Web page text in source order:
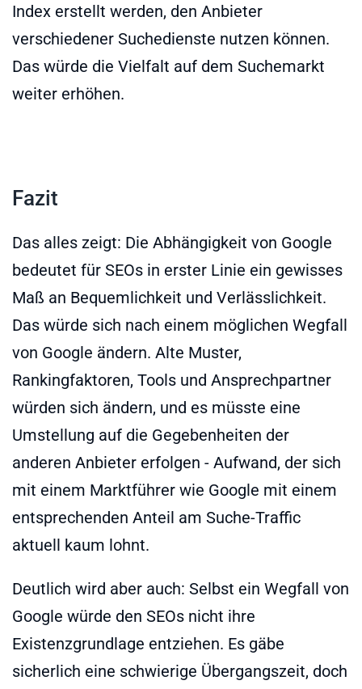
Index erstellt werden, den Anbieter
verschiedener Suchedienste nutzen können.
Das würde die Vielfalt auf dem Suchemarkt
weiter erhöhen.
Fazit
Das alles zeigt: Die Abhängigkeit von Google
bedeutet für SEOs in erster Linie ein gewisses
Maß an Bequemlichkeit und Verlässlichkeit.
Das würde sich nach einem möglichen Wegfall
von Google ändern. Alte Muster,
Rankingfaktoren, Tools und Ansprechpartner
würden sich ändern, und es müsste eine
Umstellung auf die Gegebenheiten der
anderen Anbieter erfolgen - Aufwand, der sich
mit einem Marktführer wie Google mit einem
entsprechenden Anteil am Suche-Traffic
aktuell kaum lohnt.
Deutlich wird aber auch: Selbst ein Wegfall von
Google würde den SEOs nicht ihre
Existenzgrundlage entziehen. Es gäbe
sicherlich eine schwierige Übergangszeit, doch